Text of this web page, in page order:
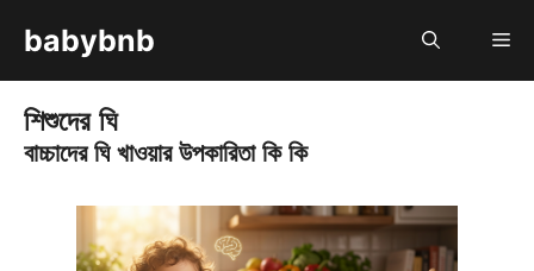
babybnb
শিশুদের ঘি
বাচ্চাদের ঘি খাওয়ার উপকারিতা কি কি